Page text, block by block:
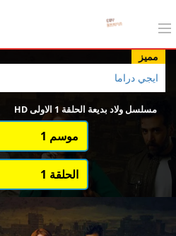
مميز
ايجي دراما
مسلسل ولاد بديعة الحلقة 1 الاولى HD
اختيار الموسم
قائمة حلقات الموسم 1